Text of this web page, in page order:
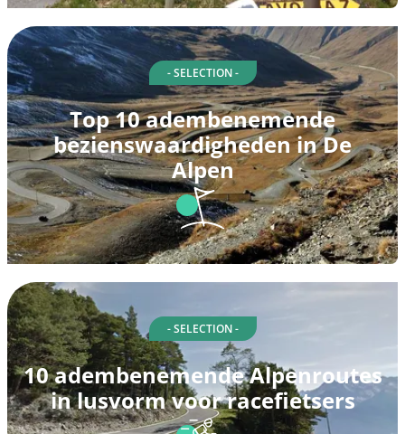
- SELECTION -
Top 10 adembenemende
bezienswaardigheden in De
Alpen
- SELECTION -
10 adembenemende Alpenroutes
in lusvorm voor racefietsers